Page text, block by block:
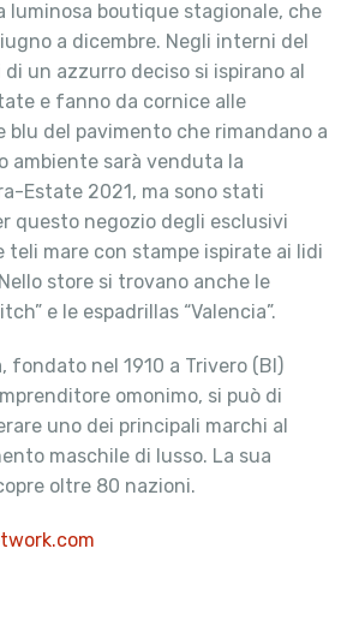
luminosa boutique stagionale, che
a dicembre. Negli interni del
un azzurro deciso si ispirano al
e fanno da cornice alle
blu del pavimento che rimandano a
ambiente sarà venduta la
Estate 2021, ma sono stati
questo negozio degli esclusivi
teli mare con stampe ispirate ai lidi
store si trovano anche le
e le espadrillas “Valencia”.
fondato nel 1910 a Trivero (BI)
omonimo, si può di
uno dei principali marchi al
maschile di lusso. La sua
oltre 80 nazioni.